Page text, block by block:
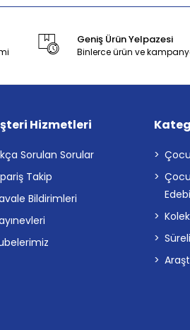
Geniş Ürün Yelpazesi
Binlerce ürün ve
Hizmetleri
Sorulan Sorular
Takip
Bildirimleri